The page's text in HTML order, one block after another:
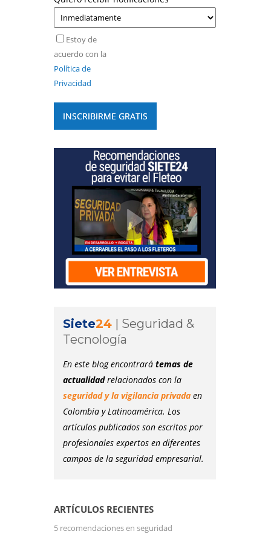
Estoy de
acuerdo con la
Política de
Privacidad
Siete24 | Seguridad &
Tecnología
En este blog encontrará temas de
actualidadrelacionados con la
seguridad y la vigilancia privada en
Colombia y Latinoamérica. Los
artículos publicados son escritos por
profesionales expertos en diferentes
campos de la seguridad empresarial.
ARTÍCULOS RECIENTES
5 recomendaciones en seguridad